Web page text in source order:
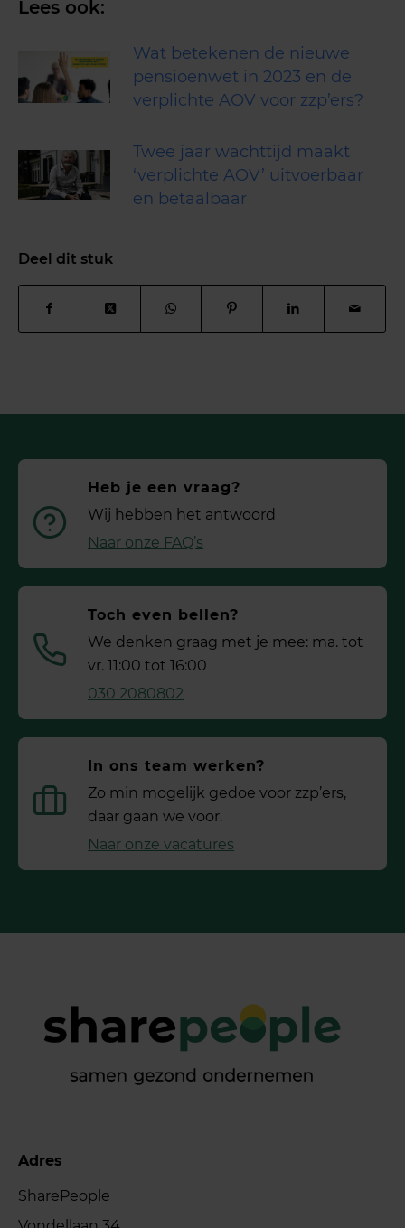
Lees ook:
Wat betekenen de nieuwe
pensioenwet in 2023 en de
verplichte AOV voor zzp’ers?
Twee jaar wachttijd maakt
‘verplichte AOV’ uitvoerbaar
en betaalbaar
Deel dit stuk
Heb je een vraag?
Wij hebben het antwoord
Naar onze FAQ’s
Toch even bellen?
We denken graag met je mee: ma. tot
vr. 11:00 tot 16:00
030 2080802
In ons team werken?
Zo min mogelijk gedoe voor ­zzp’ers,
daar gaan we voor.
Naar onze vacatures
Adres
SharePeople